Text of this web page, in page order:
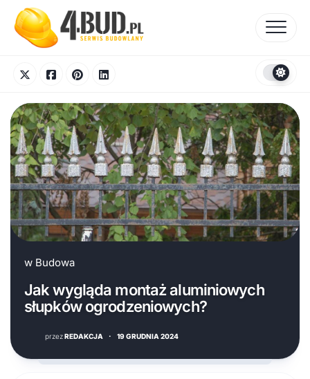
content
w Budowa
Jak wygląda montaż aluminiowych
słupków ogrodzeniowych?
przezREDAKCJA · 19 GRUDNIA 2024